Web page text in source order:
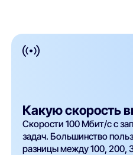
Какую скорость
Скорости 100 Мбит/с с
задач. Большинство
разницы между 100, 200,